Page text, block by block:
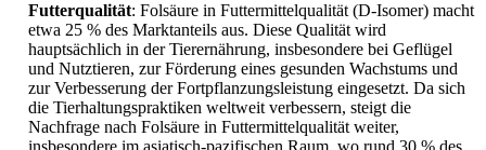
Futterqualität: Folsäure in Futtermittelqualität (D-Isomer) macht
etwa 25 % des Marktanteils aus. Diese Qualität wird
hauptsächlich in der Tierernährung, insbesondere bei Geflügel
und Nutztieren, zur Förderung eines gesunden Wachstums und
zur Verbesserung der Fortpflanzungsleistung eingesetzt. Da sich
die Tierhaltungspraktiken weltweit verbessern, steigt die
Nachfrage nach Folsäure in Futtermittelqualität weiter,